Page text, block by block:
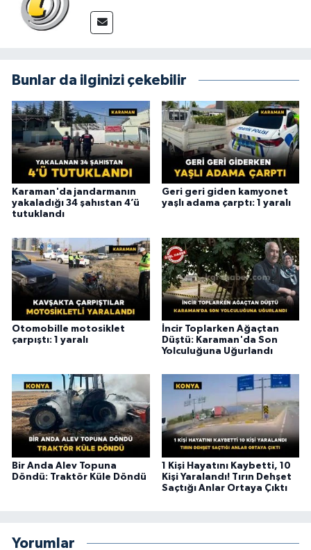
Bunlar da ilginizi çekebilir
Karaman'da jandarmanın
yakaladığı 34 şahıstan 4’ü
tutuklandı
Geri geri giden kamyonet
yaşlı adama çarptı: 1 yaralı
Otomobille motosiklet
çarpıştı: 1 yaralı
İncir Toplarken Ağaçtan
Düştü: Karaman'da Son
Yolculuğuna Uğurlandı
Bir Anda Alev Topuna
Döndü: Traktör Küle Döndü
1 Kişi Hayatını Kaybetti, 10
Kişi Yaralandı! Tırın Dehşet
Saçtığı Anlar Ortaya Çıktı
Yorumlar